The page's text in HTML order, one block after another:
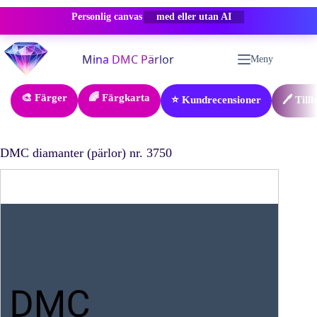
Personlig canvas -50% RABATT
Hoppa
till
innehåll
Meny
🎨 Färger 🌈 Färgkarta ⭐ Kundrecensioner 🖊️
DMC diamanter (pärlor) nr. 3750